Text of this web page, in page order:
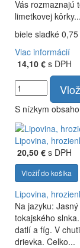
Vás rozmaznajú
limetkovej
biele sladké 0,75
Viac informácií
14,10 € s DPH
S nízkym
Lipovina,
20,50 € s DPH
Vložiť do košíka
Lipovina,
Na jazyku:
tokajského
datlí a fíg. V
drievka. Celko...